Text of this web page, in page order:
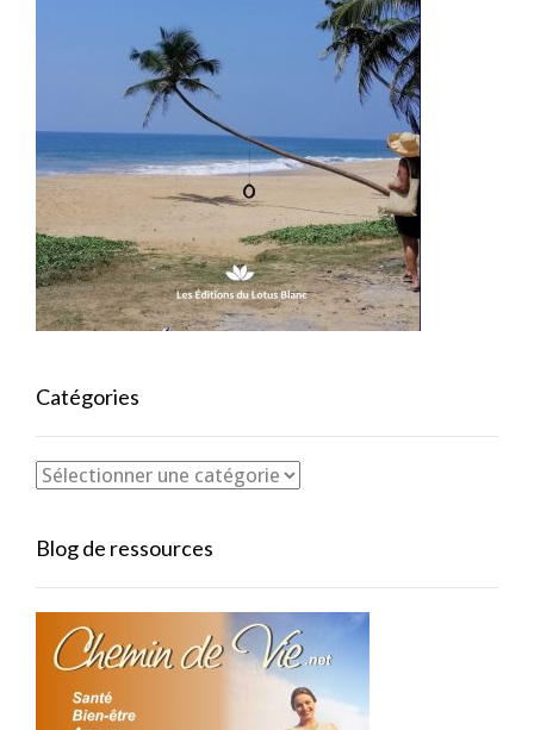
Catégories
Blog de ressources